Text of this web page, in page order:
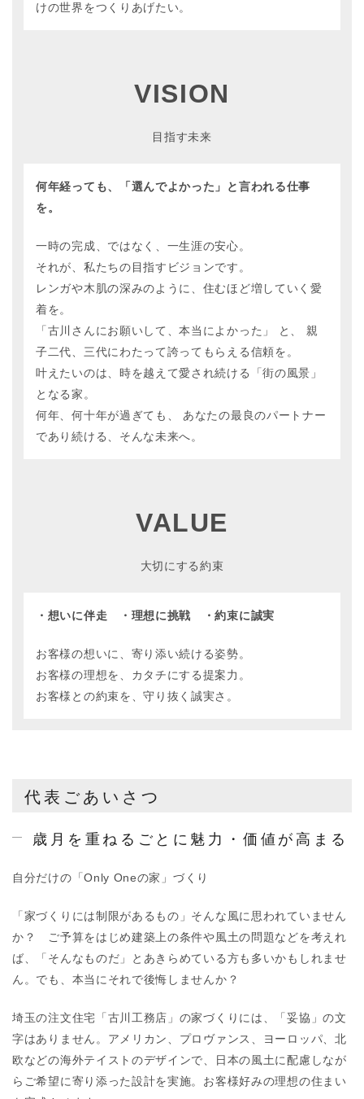
けの世界をつくりあげたい。
VISION
目指す未来
何年経っても、「選んでよかった」と言われる仕事
を。
一時の完成、ではなく、一生涯の安心。
それが、私たちの目指すビジョンです。
レンガや木肌の深みのように、住むほど増していく愛
着を。
「古川さんにお願いして、本当によかった」 と、 親
子二代、三代にわたって誇ってもらえる信頼を。
叶えたいのは、時を越えて愛され続ける「街の風景」
となる家。
何年、何十年が過ぎても、 あなたの最良のパートナー
であり続ける、そんな未来へ。
VALUE
大切にする約束
・想いに伴走 ・理想に挑戦 ・約束に誠実
お客様の想いに、寄り添い続ける姿勢。
お客様の理想を、カタチにする提案力。
お客様との約束を、守り抜く誠実さ。
代表ごあいさつ
歳月を重ねるごとに魅力・価値が高まる
自分だけの「Only Oneの家」づくり
「家づくりには制限があるもの」そんな風に思われていません
か？ ご予算をはじめ建築上の条件や風土の問題などを考えれ
ば、「そんなものだ」とあきらめている方も多いかもしれませ
ん。でも、本当にそれで後悔しませんか？
埼玉の注文住宅「古川工務店」の家づくりには、「妥協」の文
字はありません。アメリカン、プロヴァンス、ヨーロッパ、北
欧などの海外テイストのデザインで、日本の風土に配慮しなが
らご希望に寄り添った設計を実施。お客様好みの理想の住まい